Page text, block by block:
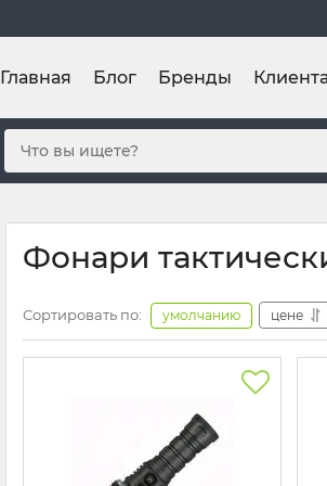
Главная Блог Бренды
Фонари
Сортировать по: умолчанию цене